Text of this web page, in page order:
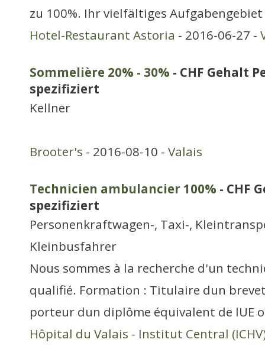
zu 100%. Ihr vielfältiges
Hotel-Restaurant Astoria - 2016-06-27 -
Sommelière 20% - 30% - CHF Gehalt
spezifiziert
Kellner
Brooter's - 2016-08-10 - Valais
Technicien ambulancier 100% - CHF
spezifiziert
Personenkraftwagen-, Taxi-,
Kleinbusfahrer
Nous sommes à la recherche d'un
qualifié. Formation : Titulaire dun
porteur dun diplôme équivalent de
Hôpital du Valais - Institut Central